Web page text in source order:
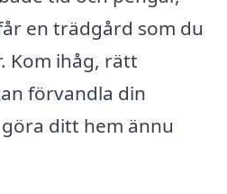
en trädgård som du
Kom ihåg, rätt
förvandla din
ditt hem ännu